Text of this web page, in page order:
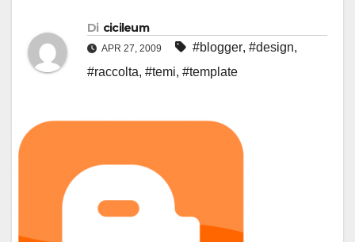
Di cicileum
APR 27, 2009 #blogger, #design,
#raccolta, #temi, #template